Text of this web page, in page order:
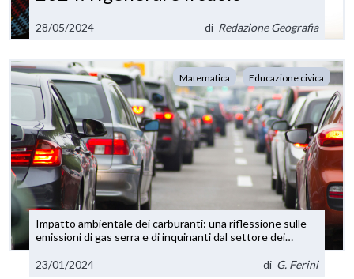
28/05/2024 di Redazione Geografia
Matematica Educazione civica
Impatto ambientale dei carburanti: una riflessione sulle
emissioni di gas serra e di inquinanti dal settore dei
23/01/2024
di G. Ferini